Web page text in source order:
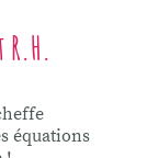
équations